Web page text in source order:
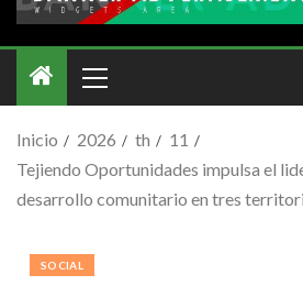
Inicio 2026 th
11
Tejiendo Oportunidades impulsa el
desarrollo comunitario en tres
SOCIAL